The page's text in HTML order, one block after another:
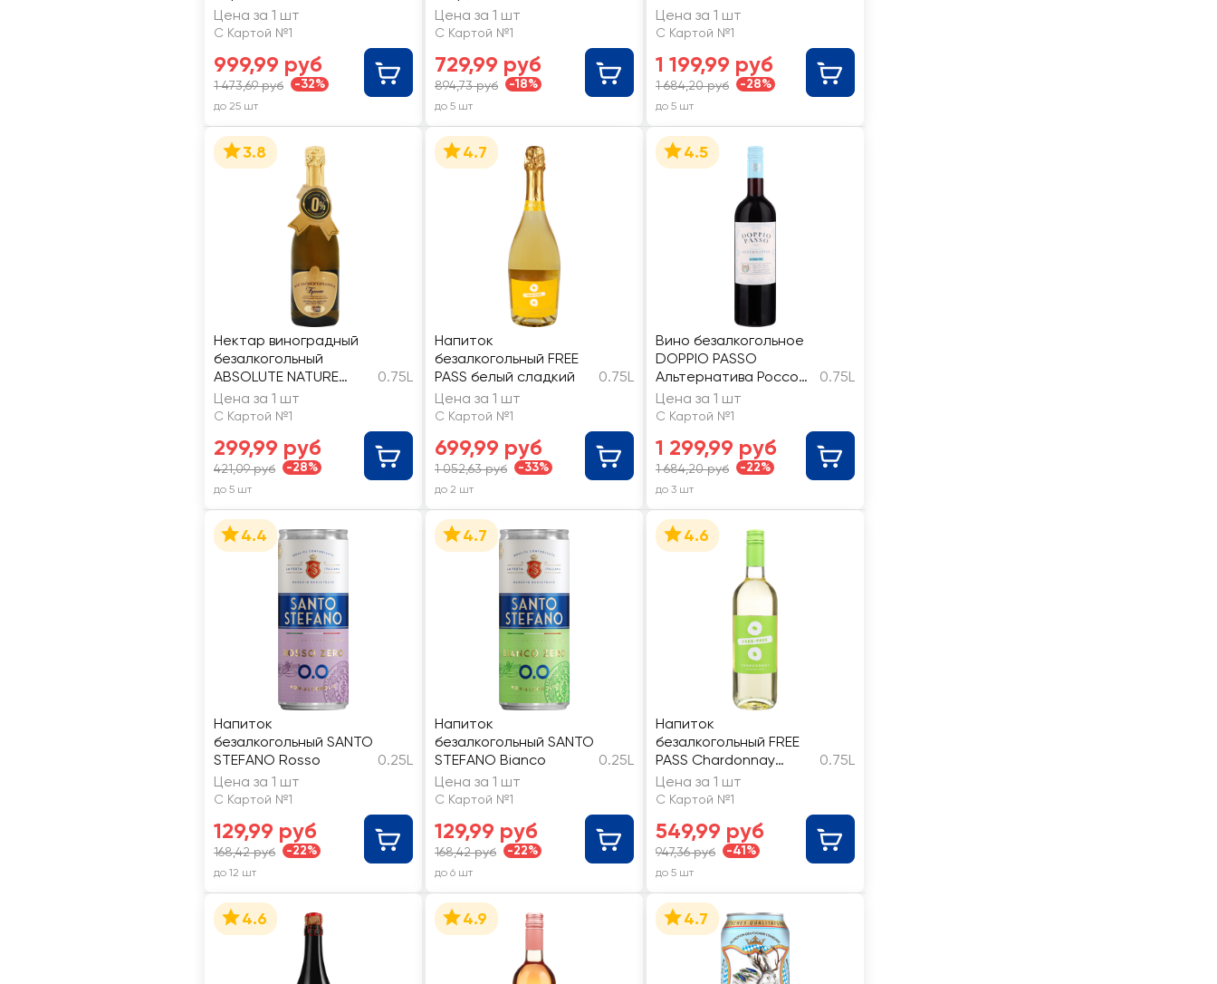
сильногазированный с
виноградным соком
Цена за 1 шт
С Картой №1
999,99 руб
1 473,69 руб -32%
до 25 шт
полусладкое
Цена за 1 шт
С Картой №1
729,99 руб
894,73 руб -18%
до 5 шт
Цена за 1 шт
С Картой №1
1 199,99 руб
1 684,20 руб -28%
до 5 шт
3.8
Нектар виноградный
безалкогольный
ABSOLUTE NATURE
брют осветленный
газированный
0.75L
Цена за 1 шт
С Картой №1
299,99 руб
421,09 руб -28%
до 5 шт
4.7
Напиток
безалкогольный FREE
PASS белый сладкий
0.75L
Цена за 1 шт
С Картой №1
699,99 руб
1 052,63 руб -33%
до 2 шт
4.5
Вино безалкогольное
DOPPIO PASSO
Альтернатива Россо
красное
0.75L
Цена за 1 шт
С Картой №1
1 299,99 руб
1 684,20 руб -22%
до 3 шт
4.4
Напиток
безалкогольный SANTO
STEFANO Rosso
0.25L
Цена за 1 шт
С Картой №1
129,99 руб
168,42 руб -22%
до 12 шт
4.7
Напиток
безалкогольный SANTO
STEFANO Bianco
0.25L
Цена за 1 шт
С Картой №1
129,99 руб
168,42 руб -22%
до 6 шт
4.6
Напиток
безалкогольный FREE
PASS Chardonnay
белый полусладкий
0.75L
Цена за 1 шт
С Картой №1
549,99 руб
947,36 руб -41%
до 5 шт
4.6 4.9 4.7